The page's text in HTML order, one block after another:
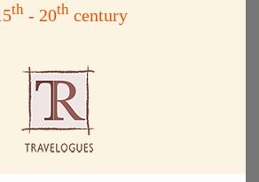
th- 20thcentury